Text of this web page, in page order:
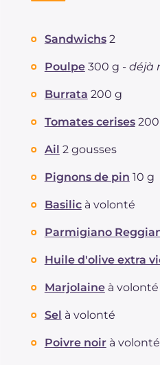
Sandwichs 2
Poulpe 300 g - déjà
Burrata 200 g
Tomates cerises
Ail 2 gousses
Pignons de pin 10 g
Basilic à volonté
Parmigiano
Huile d'olive extra
Marjolaine à volonté
Sel à volonté
Poivre noir à volonté